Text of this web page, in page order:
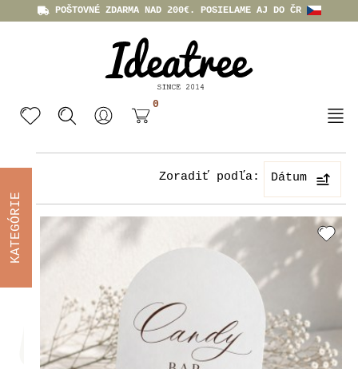
POŠTOVNÉ ZDARMA NAD 200€. POSIELAME AJ DO ČR
0
Zoradiť podľa: Dátum
KATEGÓRIE